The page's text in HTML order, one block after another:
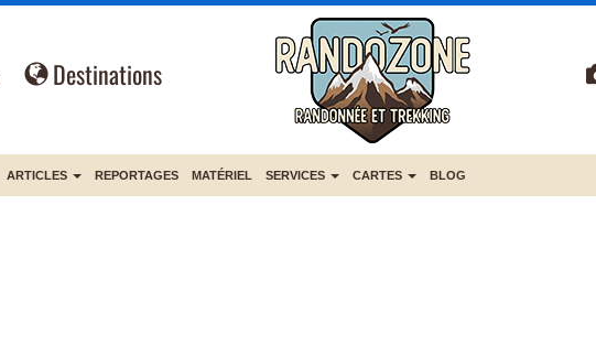
Destinations
ARTICLES REPORTAGES MATÉRIEL SERVICES CARTES BLOG